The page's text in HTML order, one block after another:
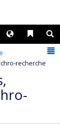
Liens
Langues
recherche